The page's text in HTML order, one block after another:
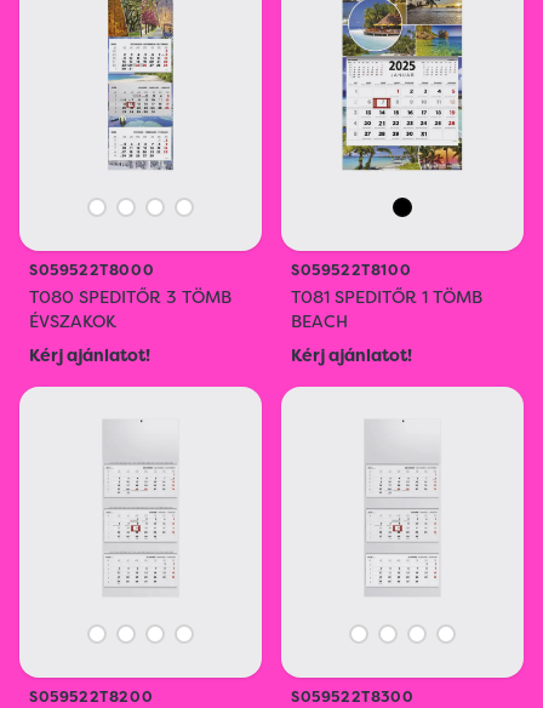
S059522T8000
T080 SPEDITŐR 3 TÖMB
ÉVSZAKOK
Kérj ajánlatot!
S059522T8100
T081 SPEDITŐR 1 TÖMB
BEACH
Kérj ajánlatot!
S059522T8200 S059522T8300